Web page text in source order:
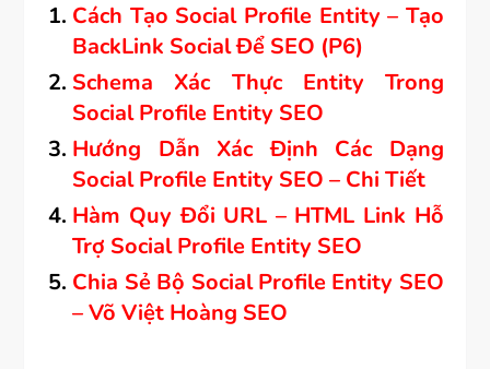
Cách Tạo Social Profile Entity – Tạo
BackLink Social Để SEO (P6)
Schema Xác Thực Entity Trong
Social Profile Entity SEO
Hướng Dẫn Xác Định Các Dạng
Social Profile Entity SEO – Chi Tiết
Hàm Quy Đổi URL – HTML Link Hỗ
Trợ Social Profile Entity SEO
Chia Sẻ Bộ Social Profile Entity SEO
– Võ Việt Hoàng SEO